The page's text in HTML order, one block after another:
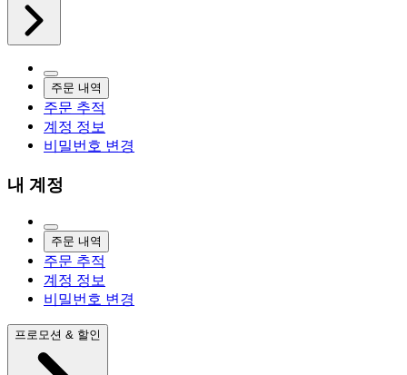
주문 내역
주문 추적
계정 정보
비밀번호 변경
내 계정
주문 내역
주문 추적
계정 정보
비밀번호 변경
프로모션 & 할인